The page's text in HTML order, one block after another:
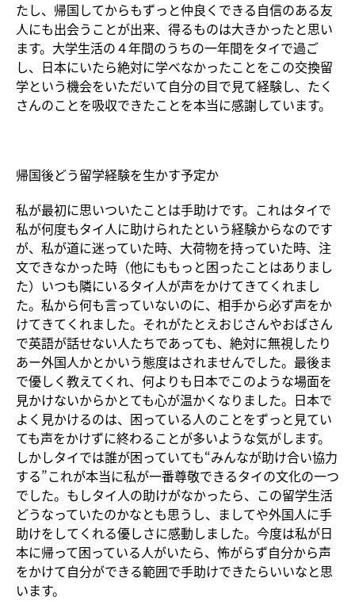
たし、帰国してからもずっと仲良くできる自信のある友
人にも出会うことが出来、得るものは大きかったと思い
ます。大学生活の４年間のうちの一年間をタイで過ご
し、日本にいたら絶対に学べなかったことをこの交換留
学という機会をいただいて自分の目で見て経験し、たく
さんのことを吸収できたことを本当に感謝しています。
帰国後どう留学経験を生かす予定か
私が最初に思いついたことは手助けです。これはタイで
私が何度もタイ人に助けられたという経験からなのです
が、私が道に迷っていた時、大荷物を持っていた時、注
文できなかった時（他にももっと困ったことはありまし
た）いつも隣にいるタイ人が声をかけてきてくれまし
た。私から何も言っていないのに、相手から必ず声をか
けてきてくれました。それがたとえおじさんやおばさん
で英語が話せない人たちであっても、絶対に無視したり
あー外国人かとかいう態度はされませんでした。最後ま
で優しく教えてくれ、何よりも日本でこのような場面を
見かけないからかとても心が温かくなりました。日本で
よく見かけるのは、困っている人のことをずっと見てい
ても声をかけずに終わることが多いような気がします。
しかしタイでは誰が困っていても“みんなが助け合い協力
する”これが本当に私が一番尊敬できるタイの文化の一つ
でした。もしタイ人の助けがなかったら、この留学生活
どうなっていたのかなとも思うし、ましてや外国人に手
助けをしてくれる優しさに感動しました。今度は私が日
本に帰って困っている人がいたら、怖がらず自分から声
をかけて自分ができる範囲で手助けできたらいいなと思
います。